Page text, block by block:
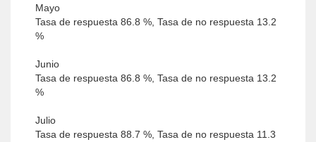
Mayo
Tasa de respuesta 86.8 %, Tasa de no respuesta 13.2
%
Junio
Tasa de respuesta 86.8 %, Tasa de no respuesta 13.2
%
Julio
Tasa de respuesta 88.7 %, Tasa de no respuesta 11.3